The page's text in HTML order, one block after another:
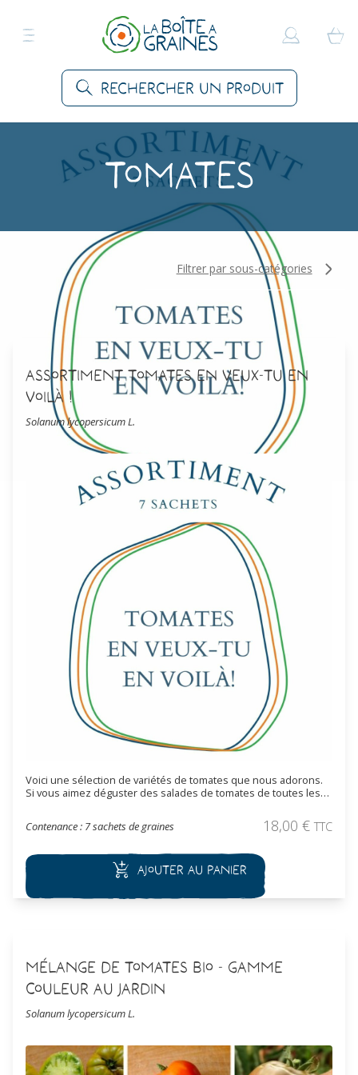
Rechercher un produit
Tomates
Filtrer par sous-catégories
Assortiment tomates en veux-tu en
voilà !
Solanum lycopersicum L.
Voici une sélection de variétés de tomates que nous adorons.
Si vous aimez déguster des salades de tomates de toutes les
graines cultivées en Agriculture Biologique :
Tomate Green
Opalka BioTomate Lilian's Yellow Heirloom BioTomate Rose de
Berne Bio
Tomate Kaki Coing Bio Tomate Prune Noire Bio
idée de cadeau éco-responsable : des semences
reproductibles pour ceux qui veulent cultiver toutes les
Contenance : 7 sachets de graines 18,00 € TTC
Ajouter au panier
Mélange de Tomates Bio - Gamme
Couleur au Jardin
Solanum lycopersicum L.